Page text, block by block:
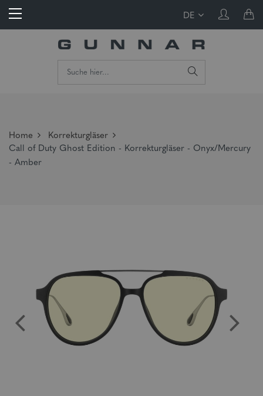
DE
Home
Korrekturgläser
Call of Duty Ghost Edition - Korrekturgläser - Onyx/Mercury
- Amber